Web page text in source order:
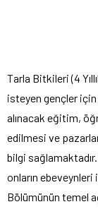
Tarla Bitkileri (4
isteyen gençler
alınacak eğitim,
edilmesi ve
bilgi
onların ebeveynleri
Bölümünün temel